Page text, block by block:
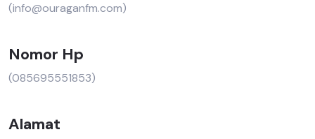
(info@ouraganfm.com)
Nomor Hp
(085695551853)
Alamat